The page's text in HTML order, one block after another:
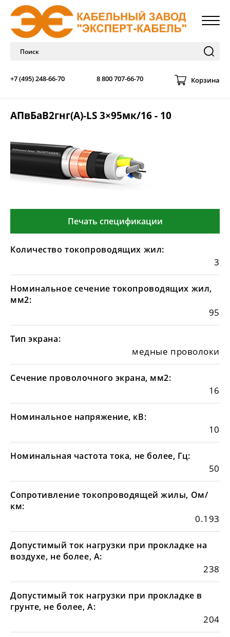
+7 (495) 248-66-70 8 800 707-66-70 Корзина
АПвБаВ2гнг(А)-LS 3×95мк/16 - 10
Печать спецификации
Количество токопроводящих жил:
3
Номинальное сечение токопроводящих жил,
мм2:
95
Тип экрана:
медные проволоки
Сечение проволочного экрана, мм2:
16
Номинальное напряжение, кВ:
10
Номинальная частота тока, не более, Гц:
50
Сопротивление токопроводящей жилы, Ом/
км:
0.193
Допустимый ток нагрузки при прокладке на
воздухе, не более, А:
238
Допустимый ток нагрузки при прокладке в
грунте, не более, А:
204